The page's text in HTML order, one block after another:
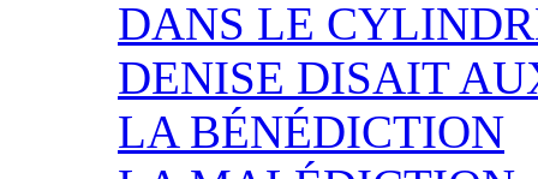
DANS LE
DENISE DISAIT
LA BÉNÉDICTION